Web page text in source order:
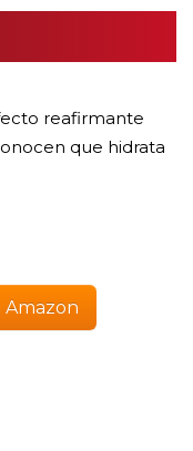
reafirmante
que hidrata
Amazon